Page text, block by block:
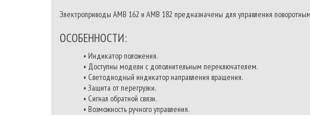
Электроприводы AMB 162 и AMB 182 предназначены для управления
ОСОБЕННОСТИ:
• Индикатор положения.
• Доступны модели с дополнительным переключателем.
• Светодиодный индикатор направления вращения.
• Защита от перегрузки.
• Сигнал обратной связи.
• Возможность ручного управления.